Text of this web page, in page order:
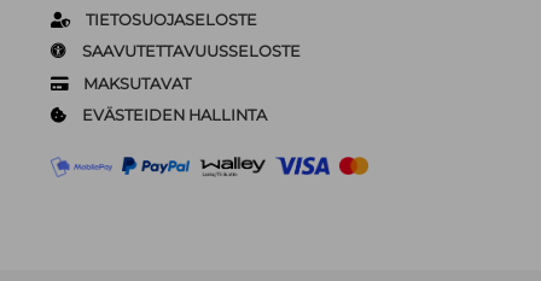
TIETOSUOJASELOSTE
SAAVUTETTAVUUSSELOSTE
MAKSUTAVAT
EVÄSTEIDEN HALLINTA